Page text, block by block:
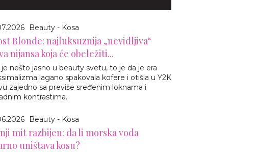
Beauty - Kosa
Blonde: najluksuznija „nevidljiva“
nijansa koja će obeležiti...
nešto jasno u beauty svetu, to je da je era
lagano spakovala kofere i otišla u Y2K
zajedno sa previše sređenim loknama i
kontrastima.
Beauty - Kosa
mit razbijen: da li morska voda
uništava kosu?